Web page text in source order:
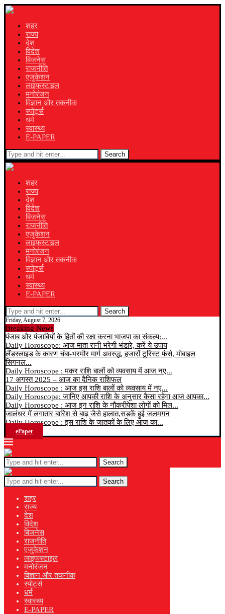
शहर
राज्य
देश
विदेश
बिजनेस
राजनीति
एजुकेशन
लाइफस्टाइल
मनोरंजन
विज्ञान और तकनीक
स्पोर्ट्स
धर्म
स्वास्थ्य
E-PAPER
Search
शहर
राज्य
देश
विदेश
बिजनेस
राजनीति
एजुकेशन
लाइफस्टाइल
मनोरंजन
विज्ञान और तकनीक
स्पोर्ट्स
धर्म
स्वास्थ्य
E-PAPER
Search
Friday, August 7, 2026
Breaking News
पंजाब और पंजाबियों के हितों की रक्षा करना भाजपा का संकल्प:...
Daily Horoscope: आज माता रानी भरेगी भंडारे, करें ये उपाय
लैंडस्लाइड के कारण चंबा-भरमौर मार्ग अवरुद्ध, हजारों टूरिस्ट फंसे, मोबाइल
सिगनल...
Daily Horoscope : मकर राशि बालों को व्यवसाय में आज नए...
17 अगस्त 2025 – आज का दैनिक राशिफल
Daily Horoscope : आज इस राशि बालों को व्यवसाय में नए...
Daily Horoscope: जानिए आपकी राशि के अनुसार कैसा रहेगा आज आपका...
Daily Horoscope : आज इन राशि के नौकरीपेशा लोगों को मिल...
जालंधर में लगातार बारिश से बाढ़ जैसे हालात,सड़कें हुई जलमगन
Daily Horoscope : इस राशि के जातकों के लिए आज का...
ePaper
Search
Search
शहर
राज्य
देश
विदेश
बिजनेस
राजनीति
एजुकेशन
लाइफस्टाइल
मनोरंजन
विज्ञान और तकनीक
स्पोर्ट्स
धर्म
स्वास्थ्य
E-PAPER